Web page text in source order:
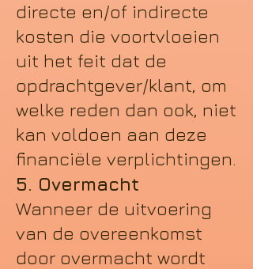
directe en/of indirecte
kosten die voortvloeien
uit het feit dat de
opdrachtgever/klant, om
welke reden dan ook, niet
kan voldoen aan deze
financiële verplichtingen.
5. Overmacht
Wanneer de uitvoering
van de overeenkomst
door overmacht wordt